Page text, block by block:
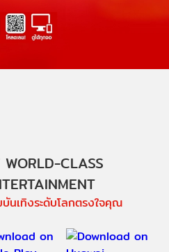
CLASS
นเทิงระดับโลกตรงใจคุณ